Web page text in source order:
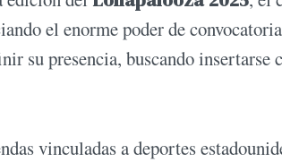
el enorme poder de
su presencia, buscando insertarse
vinculadas a deportes